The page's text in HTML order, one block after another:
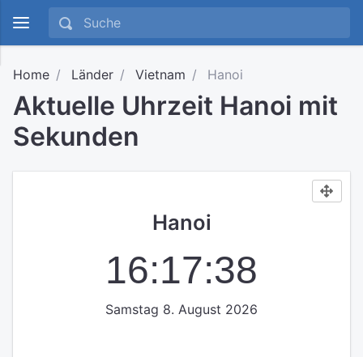
Home Länder Vietnam Hanoi
Aktuelle Uhrzeit Hanoi mit
Sekunden
Hanoi
16:17:38
Samstag 8. August 2026